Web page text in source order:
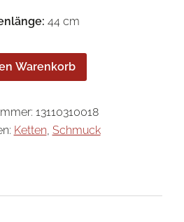
44 cm
Warenkorb
13110310018
Ketten, Schmuck